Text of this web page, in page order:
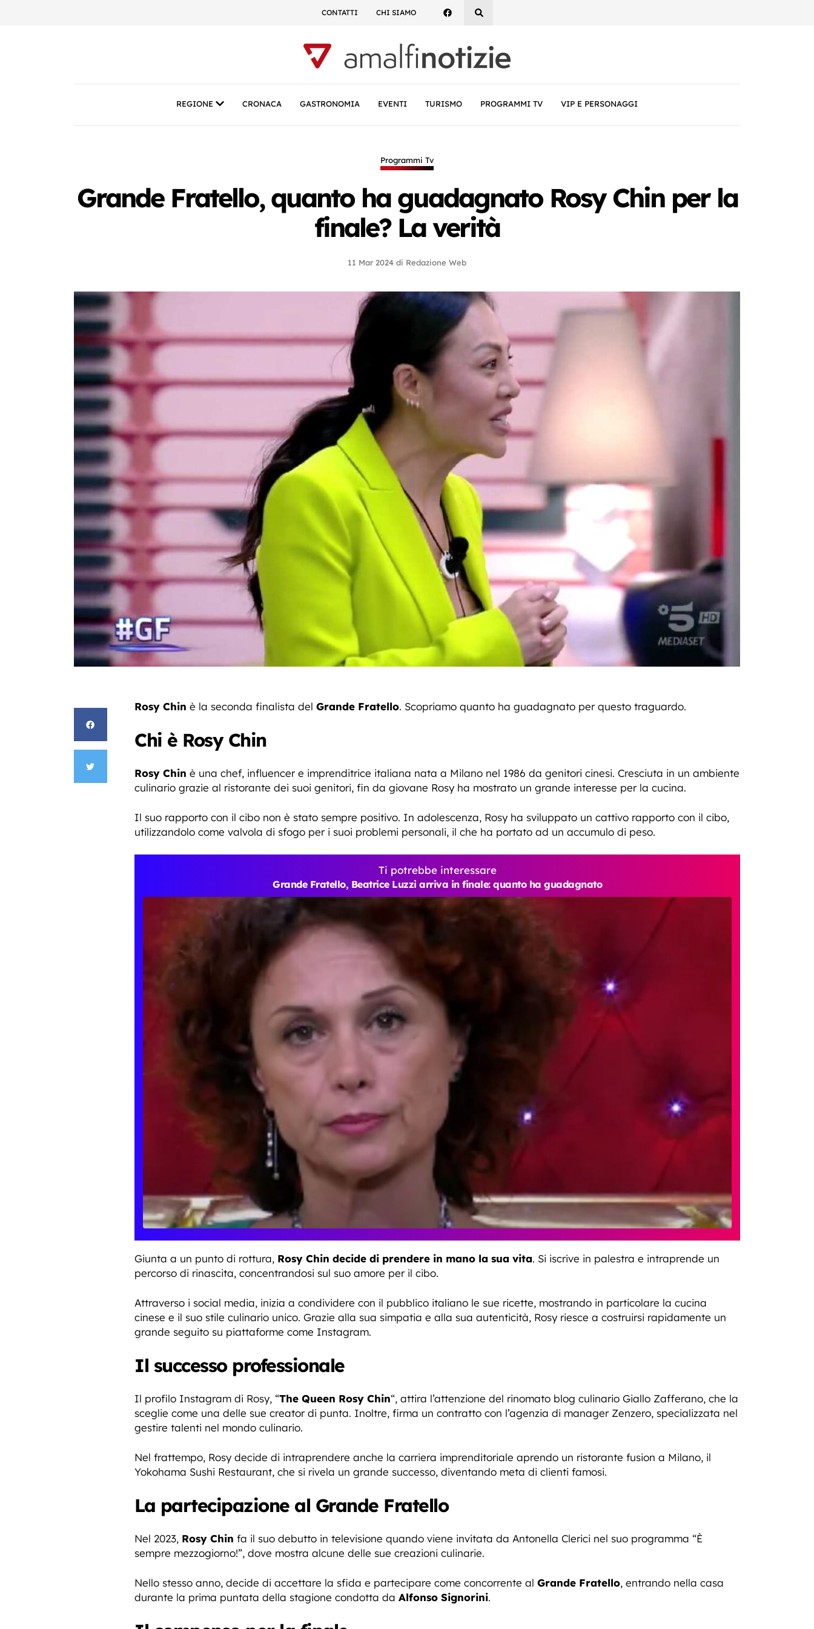
CONTATTI CHI SIAMO
REGIONE CRONACA GASTRONOMIA EVENTI TURISMO PROGRAMMI TV VIP E PERSONAGGI
Programmi Tv
Grande Fratello, quanto ha guadagnato Rosy Chin per la
finale? La verità
11 Mar 2024 di Redazione Web
Rosy Chin è la seconda finalista del Grande Fratello. Scopriamo quanto ha guadagnato per questo traguardo.
Chi è Rosy Chin
Rosy Chin è una chef, influencer e imprenditrice italiana nata a Milano nel 1986 da genitori cinesi. Cresciuta in un ambiente
culinario grazie al ristorante dei suoi genitori, fin da giovane Rosy ha mostrato un grande interesse per la cucina.
Il suo rapporto con il cibo non è stato sempre positivo. In adolescenza, Rosy ha sviluppato un cattivo rapporto con il cibo,
utilizzandolo come valvola di sfogo per i suoi problemi personali, il che ha portato ad un accumulo di peso.
Ti potrebbe interessare
Grande Fratello, Beatrice Luzzi arriva in finale: quanto ha guadagnato
Giunta a un punto di rottura, Rosy Chin decide di prendere in mano la sua vita. Si iscrive in palestra e intraprende un
percorso di rinascita, concentrandosi sul suo amore per il cibo.
Attraverso i social media, inizia a condividere con il pubblico italiano le sue ricette, mostrando in particolare la cucina
cinese e il suo stile culinario unico. Grazie alla sua simpatia e alla sua autenticità, Rosy riesce a costruirsi rapidamente un
grande seguito su piattaforme come Instagram.
Il successo professionale
Il profilo Instagram di Rosy, “The Queen Rosy Chin“, attira l’attenzione del rinomato blog culinario Giallo Zafferano, che la
sceglie come una delle sue creator di punta. Inoltre, firma un contratto con l’agenzia di manager Zenzero, specializzata nel
gestire talenti nel mondo culinario.
Nel frattempo, Rosy decide di intraprendere anche la carriera imprenditoriale aprendo un ristorante fusion a Milano, il
Yokohama Sushi Restaurant, che si rivela un grande successo, diventando meta di clienti famosi.
La partecipazione al Grande Fratello
Nel 2023, Rosy Chin fa il suo debutto in televisione quando viene invitata da Antonella Clerici nel suo programma “È
sempre mezzogiorno!”, dove mostra alcune delle sue creazioni culinarie.
Nello stesso anno, decide di accettare la sfida e partecipare come concorrente al Grande Fratello, entrando nella casa
durante la prima puntata della stagione condotta da Alfonso Signorini.